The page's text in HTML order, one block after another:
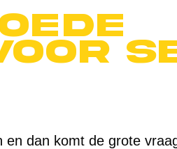
dan komt de grote